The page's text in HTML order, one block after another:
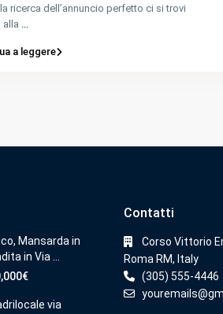
ricerca dell’annuncio perfetto ci si trovi
alla ...
a leggere
Mansarda in
in Via ...
via
Contatti
Corso Vittorio
Roma RM, Italy
(305) 555-4446